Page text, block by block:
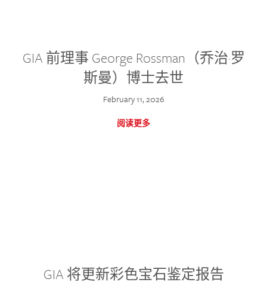
GIA 前理事 George Rossman（乔治·罗
斯曼）博士去世
February 11, 2026
阅读更多
GIA 将更新彩色宝石鉴定报告